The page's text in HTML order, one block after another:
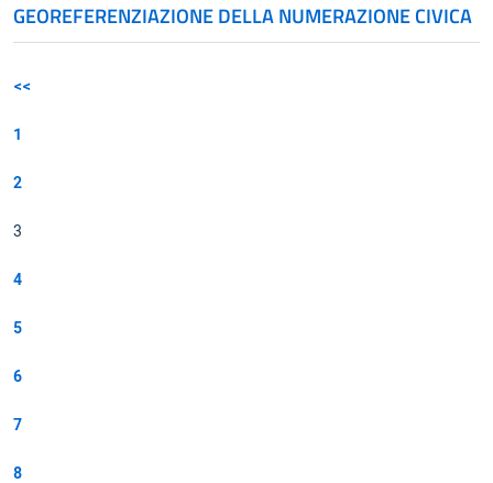
GEOREFERENZIAZIONE DELLA NUMERAZIONE CIVICA
<<
1
2
3
4
5
6
7
8